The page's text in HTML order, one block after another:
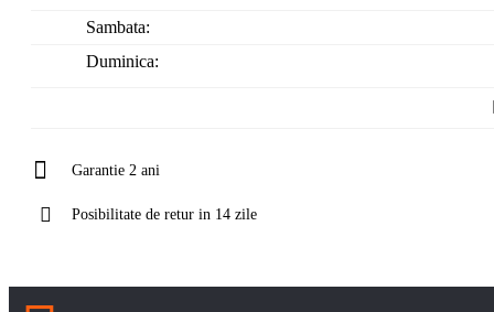
Sambata:
Duminica:
Garantie 2 ani
Posibilitate de retur in 14 zile